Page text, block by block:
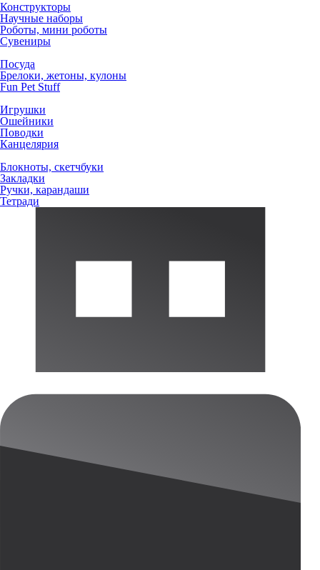
Конструкторы
Научные наборы
Роботы, мини роботы
Сувениры
Посуда
Брелоки, жетоны, кулоны
Fun Pet Stuff
Игрушки
Ошейники
Поводки
Канцелярия
Блокноты, скетчбуки
Закладки
Ручки, карандаши
Тетради